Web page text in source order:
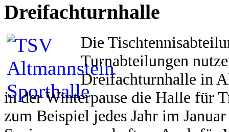
Dreifachturnhalle
Die
Turnabteilungen
Dreifachturnhalle in
in der Winterpause die Halle für
zum Beispiel jedes Jahr im